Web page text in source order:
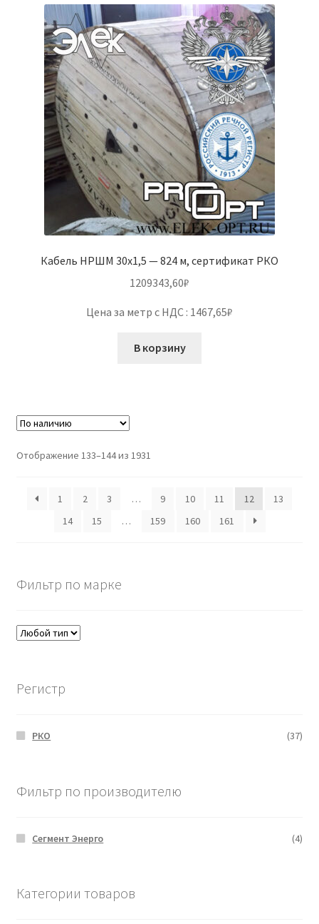
Кабель НРШМ 30х1,5 — 824 м, сертификат РКО
1209343,60₽
Цена за метр с НДС : 1467,65₽
В корзину
Отображение 133–144 из 1931
1 2 3 … 9 10 11 12
13
14
15 … 159 160 161
Фильтр по марке
Регистр
РКО (37)
Фильтр по производителю
Сегмент Энерго (4)
Категории товаров